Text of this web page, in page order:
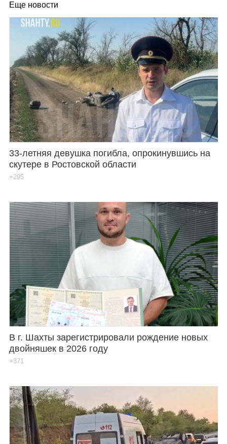
Еще новости
33-летняя девушка погибла, опрокинувшись на
скутере в Ростовской области
+295
В г. Шахты зарегистрировали рождение новых
двойняшек в 2026 году
+371